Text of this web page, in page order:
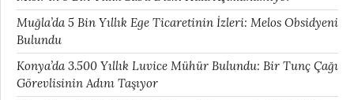
Muğla’da 5 Bin Yıllık Ege Ticaretinin İzleri: Melos Obsidyeni
Bulundu
Konya’da 3.500 Yıllık Luvice Mühür Bulundu: Bir Tunç Çağı
Görevlisinin Adını Taşıyor